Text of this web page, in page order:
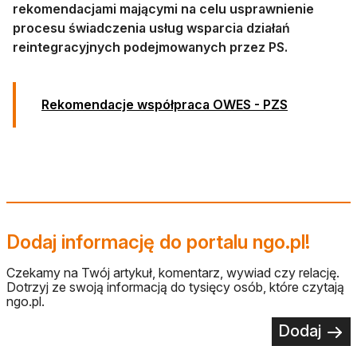
rekomendacjami mającymi na celu usprawnienie
procesu świadczenia usług wsparcia działań
reintegracyjnych podejmowanych przez PS.
Rekomendacje współpraca OWES - PZS
Dodaj informację do portalu ngo.pl!
Czekamy na Twój artykuł, komentarz, wywiad czy relację.
Dotrzyj ze swoją informacją do tysięcy osób, które czytają
ngo.pl.
Dodaj